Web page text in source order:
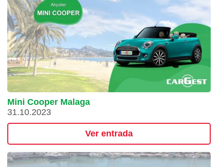
Mini Cooper Malaga
31.10.2023
Ver entrada